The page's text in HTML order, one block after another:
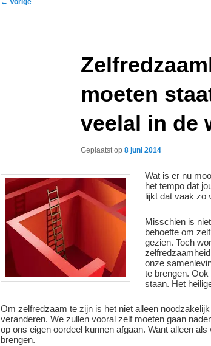
moeten
veelal in de
Geplaatst op 8 juni 2014
Wat is er nu
het tempo dat
lijkt dat vaak zo
Misschien is
behoefte om
gezien. Toch
onze
te brengen.
staan. Het
Om zelfredzaam te zijn is het niet alleen
veranderen. We zullen vooral zelf moeten gaan
op ons eigen oordeel kunnen afgaan. Want alleen
brengen.